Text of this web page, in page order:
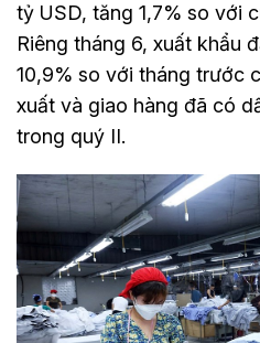
tỷ USD, tăng 1,7% so với
Riêng tháng 6, xuất khẩu
10,9% so với tháng trước
xuất và giao hàng đã có
trong quý II.